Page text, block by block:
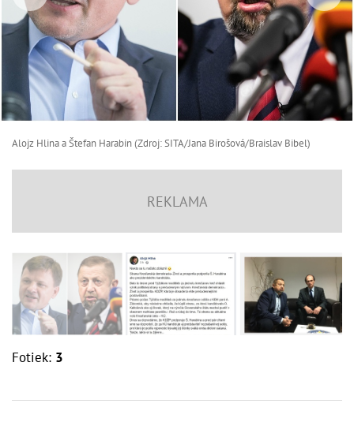
Alojz Hlina a Štefan Harabin (Zdroj: SITA/Jana Birošová/Braislav Bibel)
Fotiek: 3